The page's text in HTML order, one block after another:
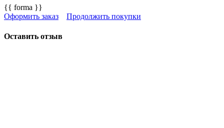
{{ forma }}
Оформить заказ
Продолжить покупки
Оставить отзыв